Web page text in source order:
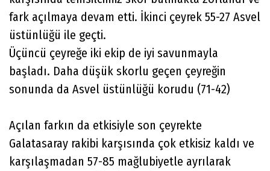
fark açılmaya devam etti. İkinci çeyrek 55-27 Asvel
üstünlüğü ile geçti.
Üçüncü çeyreğe iki ekip de iyi savunmayla
başladı. Daha düşük skorlu geçen çeyreğin
sonunda da Asvel üstünlüğü korudu (71-42)
Açılan farkın da etkisiyle son çeyrekte
Galatasaray rakibi karşısında çok etkisiz kaldı ve
karşılaşmadan 57-85 mağlubiyetle ayrılarak